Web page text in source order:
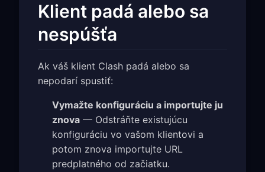
Klient padá alebo sa
nespúšťa
Ak váš klient Clash padá alebo sa
nepodarí spustiť:
Vymažte konfiguráciu a importujte ju
znova — Odstráňte existujúcu
konfiguráciu vo vašom klientovi a
potom znova importujte URL
predplatného od začiatku.